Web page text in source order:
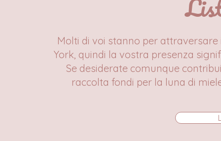
Molti di voi stanno per
York, quindi la vostra presenza
Se desiderate comunque
raccolta fondi per la luna di